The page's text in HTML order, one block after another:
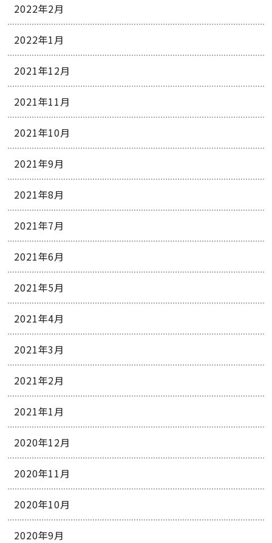
2022年2月
2022年1月
2021年12月
2021年11月
2021年10月
2021年9月
2021年8月
2021年7月
2021年6月
2021年5月
2021年4月
2021年3月
2021年2月
2021年1月
2020年12月
2020年11月
2020年10月
2020年9月